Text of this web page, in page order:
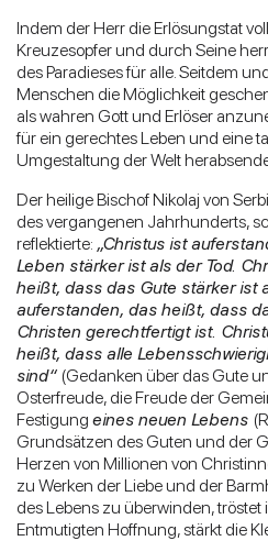
Indem der Herr die Erlösungstat
Kreuzesopfer und durch Seine
des Paradieses für alle. Seitdem
Menschen die Möglichkeit
als wahren Gott und Erlöser
für ein gerechtes Leben und eine
Umgestaltung der Welt
Der heilige Bischof Nikolaj von
des vergangenen Jahrhunderts,
reflektierte: „Christus ist
Leben stärker ist als der Tod.
heißt, dass das Gute stärker ist
auferstanden, das heißt, dass
Christen gerechtfertigt ist.
heißt, dass alle
sind“ (Gedanken über das Gute
Osterfreude, die Freude der
Festigung eines neuen Lebens
Grundsätzen des Guten und der
Herzen von Millionen von
zu Werken der Liebe und der
des Lebens zu überwinden,
Entmutigten Hoffnung, stärkt die